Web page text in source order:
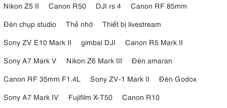
Nikon Z5 II
Canon R50 DJI rs 4
Canon RF 85mm
Đèn chụp studio
Thẻ nhớ
Thiết bị livestream
Sony ZV E10 Mark II
gimbal DJI
Canon R5 Mark II
Sony A7 Mark V
Nikon Z6 Mark III
Đèn amaran
Canon RF 35mm F1.4L
Sony ZV-1 Mark II
Đèn Godox
Sony A7 Mark IV
Fujifilm X-T50
Canon R10